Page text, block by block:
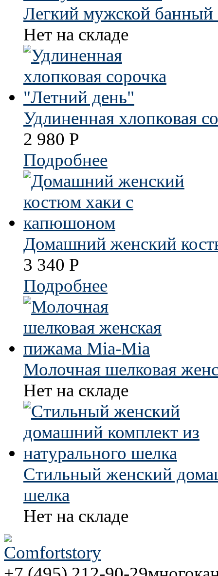
Легкий мужской банный
Нет на складе
Удлиненная хлопковая
2 980 Р
Подробнее
Домашний женский
3 340 Р
Подробнее
Молочная шелковая
Нет на складе
Стильный женский
шелка
Нет на складе